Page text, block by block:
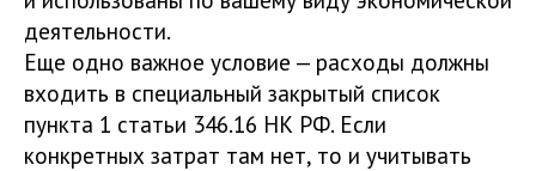
деятельности.
Еще одно важное условие — расходы должны
входить в специальный закрытый список
пункта 1 статьи 346.16 НК РФ. Если
конкретных затрат там нет, то и учитывать